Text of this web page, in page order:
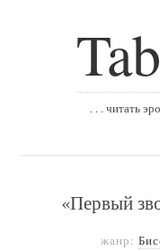
. . . читать
«Первый
жанр: